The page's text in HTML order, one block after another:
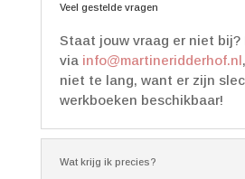
Veel gestelde vragen
Staat jouw vraag er niet bij?
via info@martineridderhof.nl
niet te lang, want er zijn
werkboeken beschikbaar!
Wat krijg ik precies?